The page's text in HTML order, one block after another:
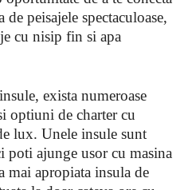
peisajele spectaculoase,
cu nisip fin si apa
exista numeroase
optiuni de charter cu
lux. Unele insule sunt
poti ajunge usor cu masina
mai apropiata insula de